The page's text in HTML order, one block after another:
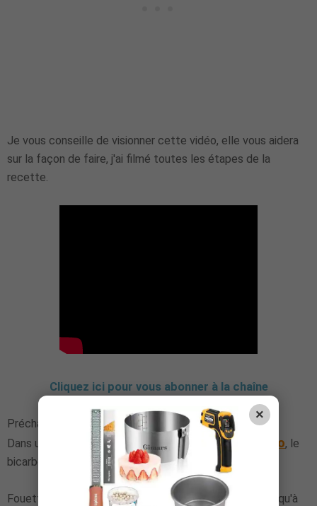
Je vous conseille de visionner cette vidéo, elle vous aidera
sur la façon de faire, j'ai filmé toutes les étapes de la
recette.
Cliquez ici pour vous abonner à la chaîne
Préchauffez le four à 180°C.
Dans un récipient, tamisez ensemble la farine, le
cacao, le
bicarbonate, le sel et la vanille en poudre.
Fouettez ensemble le beurre et le sucre en poudre jusqu'à
×